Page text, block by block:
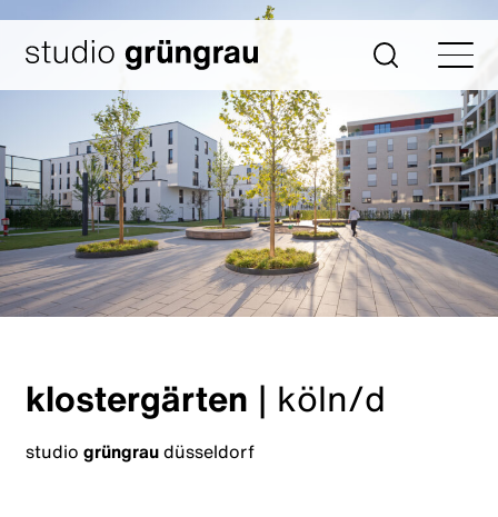
Inhalt
springen
Startseite Suche
klostergärten | köln/d
studio grüngraudüsseldorf